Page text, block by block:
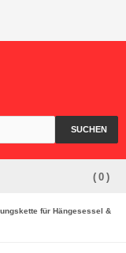
SUCHEN
( 0 )
für Hängesessel &